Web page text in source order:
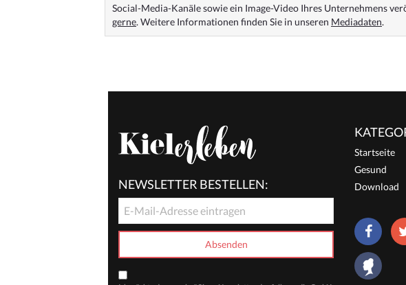
Social-Media-Kanäle sowie ein Image-Video Ihres Unternehmens
gerne. Weitere Informationen finden Sie in unseren Mediadaten.
NEWSLETTER BESTELLEN:
Startseite
Gesund
Download